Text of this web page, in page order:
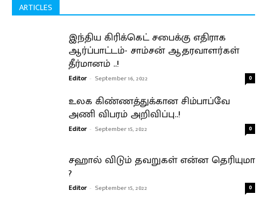
ARTICLES
இந்திய கிரிக்கெட் சபைக்கு எதிராக
ஆர்ப்பாட்டம்- சாம்சன் ஆதரவாளர்கள்
தீர்மானம் ..!
Editor - September 16, 2022 0
உலக கிண்ணத்துக்கான சிம்பாப்வே
அணி விபரம் அறிவிப்பு..!
Editor - September 15, 2022 0
சஹால் விடும் தவறுகள் என்ன தெரியுமா
?
Editor - September 15, 2022 0